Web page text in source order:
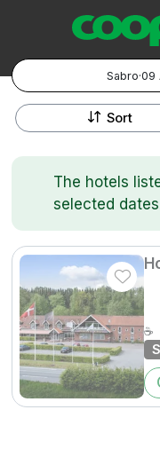
Sabro·09
Popular
Stockholm
Göteborg
Malmö
Hela Norge
Oslo
Sort
+
−
The hotels
selected
☕
Gift Vouchers
Registrera ditt hotell